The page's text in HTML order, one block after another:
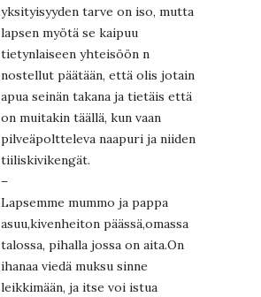
yksityisyyden tarve on iso, mutta
lapsen myötä se kaipuu
tietynlaiseen yhteisöön n
nostellut päätään, että olis jotain
apua seinän takana ja tietäis että
on muitakin täällä, kun vaan
pilveäpoltteleva naapuri ja niiden
tiiliskivikengät.
–
Lapsemme mummo ja pappa
asuu,kivenheiton päässä,omassa
talossa, pihalla jossa on aita.On
ihanaa viedä muksu sinne
leikkimään, ja itse voi istua